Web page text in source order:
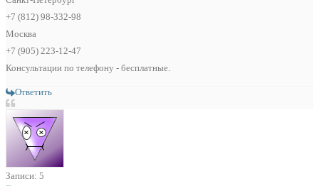
+7 (812) 98-332-98
Москва
+7 (905) 223-12-47
Консультации по телефону - бесплатные.
Ответить
Записи: 5